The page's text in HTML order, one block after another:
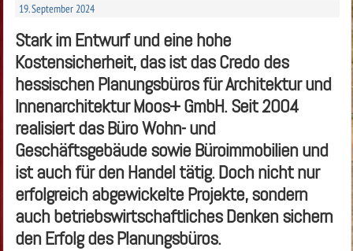
19. September 2024
Stark im Entwurf und eine hohe
Kostensicherheit, das ist das Credo des
hessischen Planungsbüros für Architektur und
Innenarchitektur Moos+ GmbH. Seit 2004
realisiert das Büro Wohn- und
Geschäftsgebäude sowie Büroimmobilien und
ist auch für den Handel tätig. Doch nicht nur
erfolgreich abgewickelte Projekte, sondern
auch betriebswirtschaftliches Denken sichern
den Erfolg des Planungsbüros.